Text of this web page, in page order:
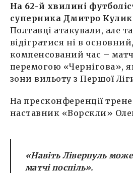
На 62-й хвилині
суперника Дмитро Кулик
Полтавці атакували, але
відігратися ні в
компенсований час –
перемогою «Чернігова»,
зони вильоту з Першої
На пресконференції
наставник «Ворскли»
«Навіть Ліверпуль
матчі поспіль».